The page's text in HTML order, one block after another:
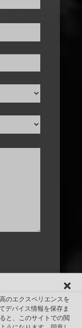
のエクスペリエンスを
デバイス情報を保存ま
と、このサイトでの閲